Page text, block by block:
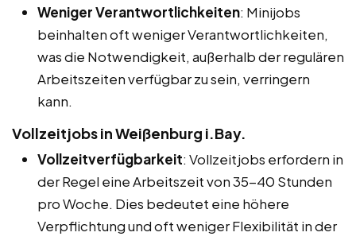
Weniger Verantwortlichkeiten: Minijobs
beinhalten oft weniger Verantwortlichkeiten,
was die Notwendigkeit, außerhalb der regulären
Arbeitszeiten verfügbar zu sein, verringern
kann.
Vollzeitjobs in Weißenburg i.Bay.
Vollzeitverfügbarkeit: Vollzeitjobs erfordern in
der Regel eine Arbeitszeit von 35-40 Stunden
pro Woche. Dies bedeutet eine höhere
Verpflichtung und oft weniger Flexibilität in der